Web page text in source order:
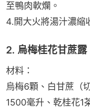
至鴨肉軟爛。
4.開大火將湯汁濃縮
2. 烏梅桂花甘蔗露
材料：
烏梅6顆、白甘蔗（
1500毫升、乾桂花1